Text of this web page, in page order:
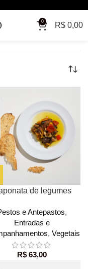
0 R$ 0,00
de legumes
e Antepastos,
Entradas e
, Vegetais
R$63,00